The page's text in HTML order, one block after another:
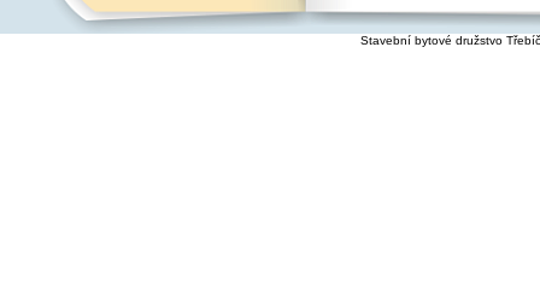
Stavební bytové družstvo